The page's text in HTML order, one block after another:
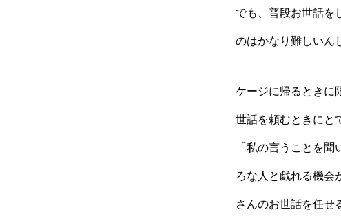
でも、普段お世話を
のはかなり難しいん
ケージに帰るときに
世話を頼むときにと
「私の言うことを
ろな人と戯れる機会
さんのお世話を任せ